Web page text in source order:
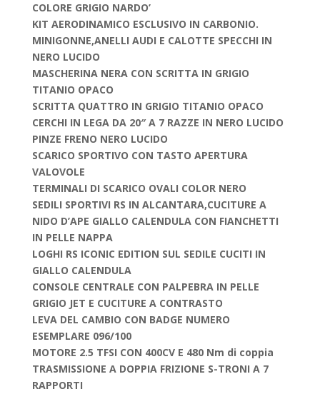
COLORE GRIGIO NARDO’
KIT AERODINAMICO ESCLUSIVO IN CARBONIO.
MINIGONNE,ANELLI AUDI E CALOTTE SPECCHI IN
NERO LUCIDO
MASCHERINA NERA CON SCRITTA IN GRIGIO
TITANIO OPACO
SCRITTA QUATTRO IN GRIGIO TITANIO OPACO
CERCHI IN LEGA DA 20″ A 7 RAZZE IN NERO LUCIDO
PINZE FRENO NERO LUCIDO
SCARICO SPORTIVO CON TASTO APERTURA
VALOVOLE
TERMINALI DI SCARICO OVALI COLOR NERO
SEDILI SPORTIVI RS IN ALCANTARA,CUCITURE A
NIDO D’APE GIALLO CALENDULA CON FIANCHETTI
IN PELLE NAPPA
LOGHI RS ICONIC EDITION SUL SEDILE CUCITI IN
GIALLO CALENDULA
CONSOLE CENTRALE CON PALPEBRA IN PELLE
GRIGIO JET E CUCITURE A CONTRASTO
LEVA DEL CAMBIO CON BADGE NUMERO
ESEMPLARE 096/100
MOTORE 2.5 TFSI CON 400CV E 480 Nm di coppia
TRASMISSIONE A DOPPIA FRIZIONE S-TRONI A 7
RAPPORTI